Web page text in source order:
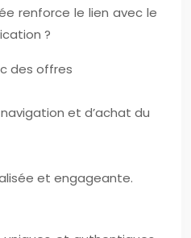
renforce le lien avec le
?
des offres
et d’achat du
et engageante.